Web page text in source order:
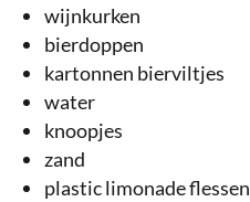
wijnkurken
bierdoppen
kartonnen bierviltjes
water
knoopjes
zand
plastic limonade flessen